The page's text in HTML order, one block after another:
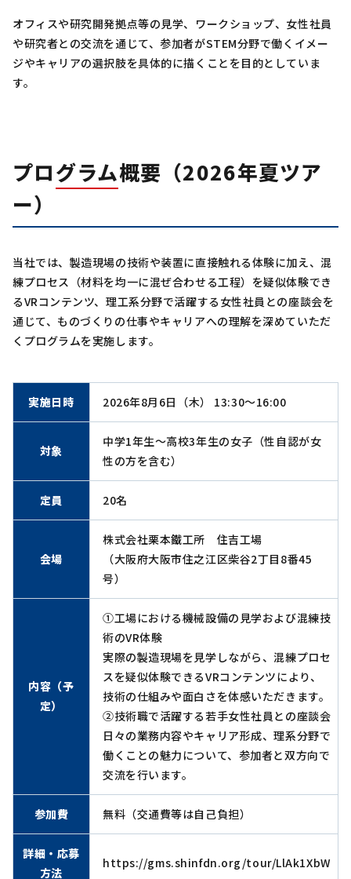
オフィスや研究開発拠点等の見学、ワークショップ、女性社員
や研究者との交流を通じて、参加者がSTEM分野で働くイメー
ジやキャリアの選択肢を具体的に描くことを目的としていま
す。
プログラム概要（2026年夏ツア
ー）
当社では、製造現場の技術や装置に直接触れる体験に加え、混
練プロセス（材料を均一に混ぜ合わせる工程）を疑似体験でき
るVRコンテンツ、理工系分野で活躍する女性社員との座談会を
通じて、ものづくりの仕事やキャリアへの理解を深めていただ
くプログラムを実施します。
実施日時 2026年8月6日（木） 13:30〜16:00
対象
中学1年生～高校3年生の女子（性自認が女
性の方を含む）
定員 20名
会場
株式会社栗本鐵工所 住吉工場
（大阪府大阪市住之江区柴谷2丁目8番45
号）
内容（予
定）
①工場における機械設備の見学および混練技
術のVR体験
実際の製造現場を見学しながら、混練プロセ
スを疑似体験できるVRコンテンツにより、
技術の仕組みや面白さを体感いただきます。
②技術職で活躍する若手女性社員との座談会
日々の業務内容やキャリア形成、理系分野で
働くことの魅力について、参加者と双方向で
交流を行います。
参加費 無料（交通費等は自己負担）
詳細・応募
方法
https://gms.shinfdn.org/tour/LlAk1XbW